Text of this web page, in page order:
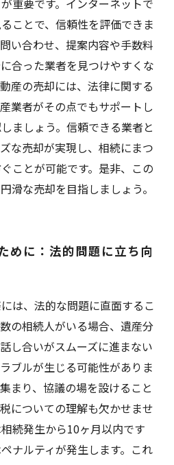
重要です。インターネットで
ことで、信頼性を評価できま
い合わせ、提案内容や手数料
合った業者を見つけやすくな
産の売却には、法律に関する
業者がその点でもサポートし
ましょう。信頼できる業者と
な売却が実現し、相続にまつ
ことが可能です。是非、この
滑な売却を目指しましょう。
めに：法的問題に立ち向
は、法的な問題に直面するこ
の相続人がいる場合、遺産分
し合いがスムーズに進まない
ブルが生じる可能性がありま
まり、協議の場を設けること
についての理解も欠かせませ
続発生から10ヶ月以内です
ナルティが発生します。これ